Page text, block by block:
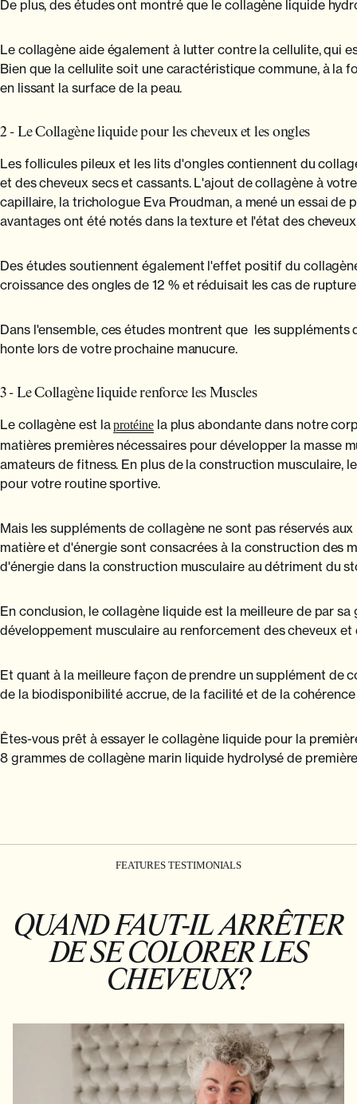
De plus, des études ont montré que le collagène liquide
Le collagène aide également à lutter contre la cellulite, qui
Bien que la cellulite soit une caractéristique commune, à la
en lissant la surface de la peau.
2 - Le Collagène liquide pour les cheveux et les ongles
Les follicules pileux et les lits d'ongles contiennent du
et des cheveux secs et cassants. L'ajout de collagène à
capillaire, la trichologue Eva Proudman, a mené un essai
avantages ont été notés dans la texture et l'état des
Des études soutiennent également l'effet positif du
croissance des ongles de 12 % et réduisait les cas de
Dans l'ensemble, ces études montrent que les
honte lors de votre prochaine manucure.
3 - Le Collagène liquide renforce les Muscles
Le collagène est laprotéinela plus abondante dans notre
matières premières nécessaires pour développer la masse
amateurs de fitness. En plus de la construction musculaire,
pour votre routine sportive.
Mais les suppléments de collagène ne sont pas réservés
matière et d'énergie sont consacrées à la construction des
d'énergie dans la construction musculaire au détriment du
En conclusion, le collagène liquide est la meilleure de par
développement musculaire au renforcement des cheveux
Et quant à la meilleure façon de prendre un supplément de
de la biodisponibilité accrue, de la facilité et de la
Êtes-vous prêt à essayer le collagène liquide pour la
8 grammes de collagène marin liquide hydrolysé de
FEATURES TESTIMONIALS
QUAND FAUT-IL ARRÊTER
DE SE COLORER LES
CHEVEUX?